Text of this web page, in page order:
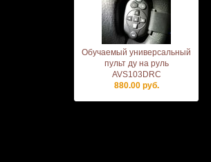
Обучаемый универсальный
пульт ду на руль
AVS103DRC
880.00 руб.